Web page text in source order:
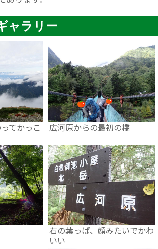
ャラリー
てかっこ
広河原からの最初の橋
右の葉っぱ、顔みたいでかわ
いい